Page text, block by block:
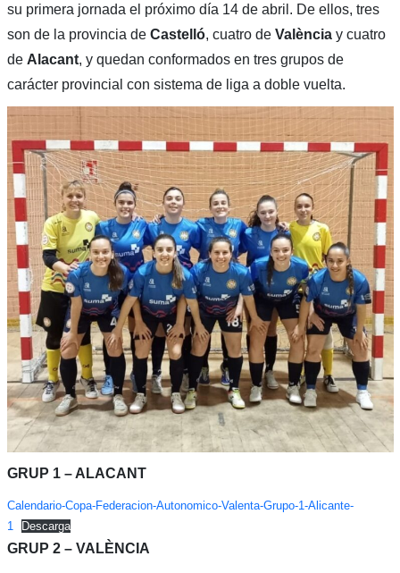
su primera jornada el próximo día 14 de abril. De ellos, tres
son de la provincia de Castelló, cuatro de València y cuatro
de Alacant, y quedan conformados en tres grupos de
carácter provincial con sistema de liga a doble vuelta.
GRUP 1 – ALACANT
Calendario-Copa-Federacion-Autonomico-Valenta-Grupo-1-Alicante-
1
Descarga
GRUP 2 – VALÈNCIA